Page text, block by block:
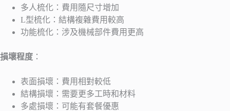
多人梳化：費用隨尺寸增加
L型梳化：結構複雜費用較高
功能梳化：涉及機械部件費用更高
損壞程度 ：
表面損壞：費用相對較低
結構損壞：需要更多工時和材料
多處損壞：可能有套餐優惠